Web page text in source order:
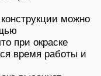
можно
при окраске
время работы и